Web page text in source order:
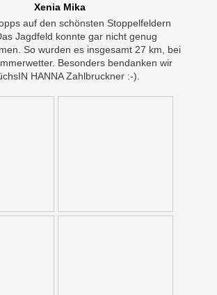
Xenia Mika
auf den schönsten Stoppelfeldern
Jagdfeld konnte gar nicht genug
So wurden es insgesamt 27 km, bei
Besonders bendanken wir
HANNA Zahlbruckner :-).